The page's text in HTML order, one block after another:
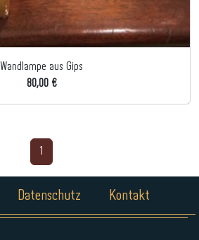
Wandlampe aus Gips
80,00 €
Datenschutz Kontakt